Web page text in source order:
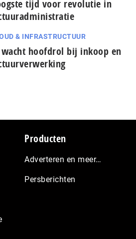
tijd voor revolutie in
& INFRASTRUCTUUR
hoofdrol bij inkoop en
Producten
Adverteren en meer…
Persberichten